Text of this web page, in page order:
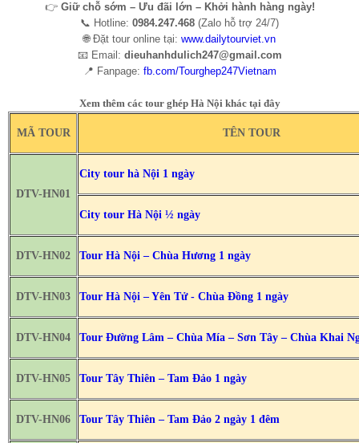
👉 Giữ chỗ sớm – Ưu đãi lớn – Khởi hành hàng ngày!
📞 Hotline: 0984.247.468 (Zalo hỗ trợ 24/7)
🌐 Đặt tour online tại: www.dailytourviet.vn
📧 Email: dieuhanhdulich247@gmail.com
📍 Fanpage: fb.com/Tourghep247Vietnam
Xem thêm các tour ghép Hà Nội khác tại đây
MÃ TOUR TÊN TOUR
DTV-HN01
City tour hà Nội 1 ngày
City tour Hà Nội ½ ngày
DTV-HN02 Tour Hà Nội – Chùa Hương 1 ngày
DTV-HN03 Tour Hà Nội – Yên Tử - Chùa Đồng 1 ngày
DTV-HN04 Tour Đường Lâm – Chùa Mía – Sơn Tây – Chùa Khai
DTV-HN05 Tour Tây Thiên – Tam Đảo 1 ngày
DTV-HN06 Tour Tây Thiên – Tam Đảo 2 ngày 1 đêm